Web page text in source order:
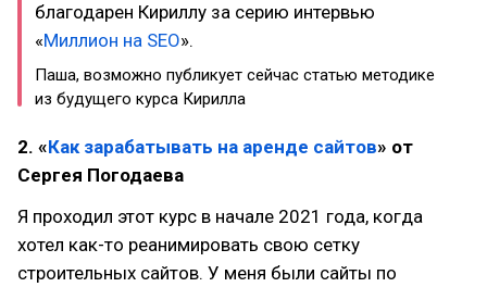
благодарен Кириллу за серию интервью
«Миллион на SEO».
Паша, возможно публикует сейчас статью методике
из будущего курса Кирилла
2. «Как зарабатывать на аренде сайтов» от
Сергея Погодаева
Я проходил этот курс в начале 2021 года, когда
хотел как-то реанимировать свою сетку
строительных сайтов. У меня были сайты по